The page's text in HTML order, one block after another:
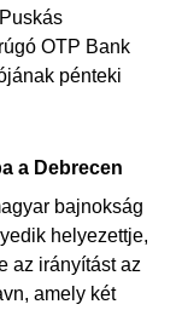
OTP Bank
pénteki
a Debrecen
bajnokság
helyezettje,
az irányítást az
amely két